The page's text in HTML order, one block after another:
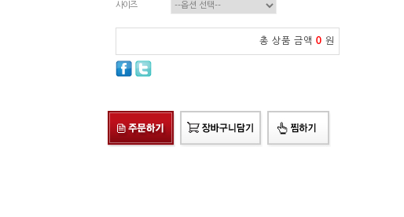
사이즈
총 상품 금액 0 원